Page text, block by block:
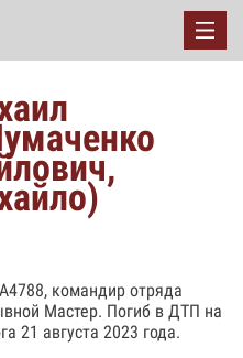
командир отряда
Мастер. Погиб в ДТП на
21 августа 2023 года.